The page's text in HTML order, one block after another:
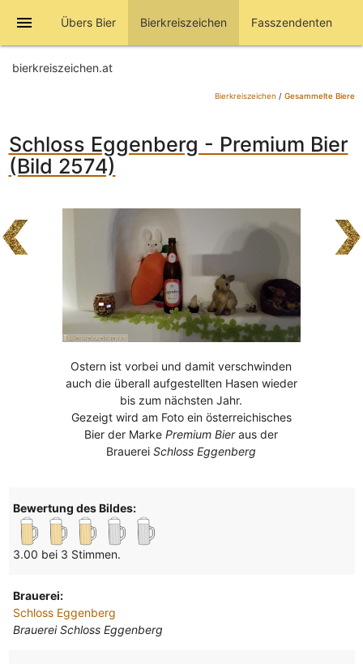
menu Übers Bier Bierkreiszeichen Fasszendenten
bierkreiszeichen.at
Bierkreiszeichen / Gesammelte Biere
Schloss Eggenberg - Premium Bier
(Bild 2574)
Ostern ist vorbei und damit verschwinden
auch die überall aufgestellten Hasen wieder
bis zum nächsten Jahr.
Gezeigt wird am Foto ein österreichisches
Bier der MarkePremium Bieraus der
BrauereiSchloss Eggenberg
Bewertung des Bildes:
3.00 bei 3 Stimmen.
Brauerei:
Schloss Eggenberg
Brauerei Schloss Eggenberg